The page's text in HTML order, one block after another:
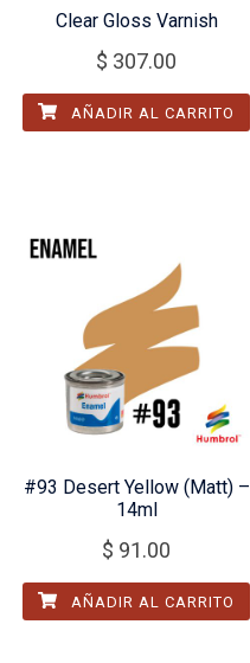
Clear Gloss Varnish
$ 307.00
AÑADIR AL CARRITO
#93 Desert Yellow (Matt) –
14ml
$ 91.00
AÑADIR AL CARRITO